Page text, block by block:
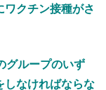
クチン接種がさ
グループのいず
しなければならな